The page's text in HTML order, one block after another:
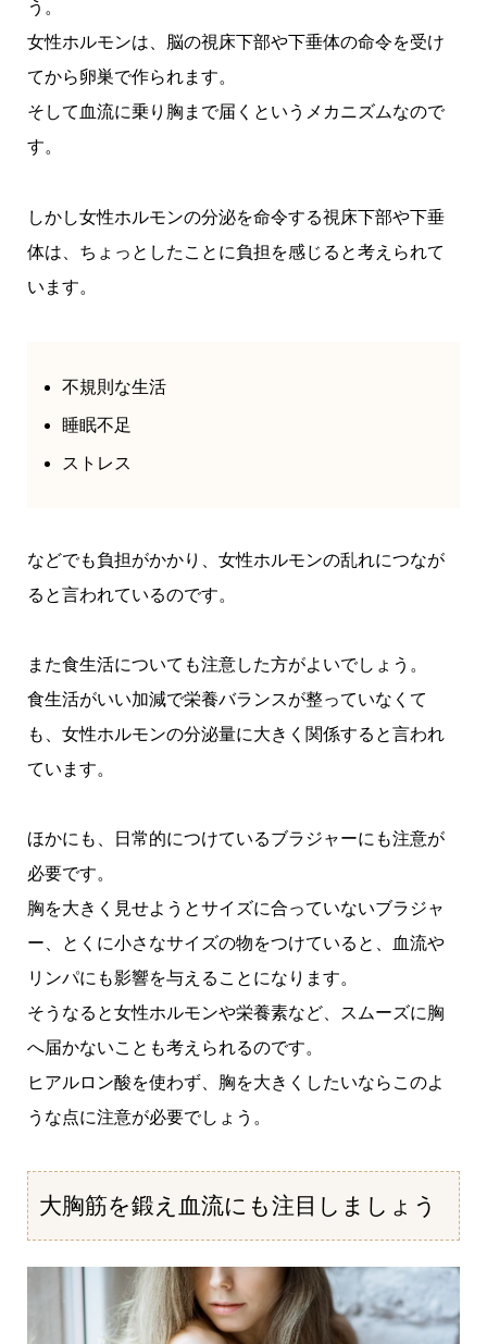
う。
女性ホルモンは、脳の視床下部や下垂体の命令を受け
てから卵巣で作られます。
そして血流に乗り胸まで届くというメカニズムなので
す。
しかし女性ホルモンの分泌を命令する視床下部や下垂
体は、ちょっとしたことに負担を感じると考えられて
います。
不規則な生活
睡眠不足
ストレス
などでも負担がかかり、女性ホルモンの乱れにつなが
ると言われているのです。
また食生活についても注意した方がよいでしょう。
食生活がいい加減で栄養バランスが整っていなくて
も、女性ホルモンの分泌量に大きく関係すると言われ
ています。
ほかにも、日常的につけているブラジャーにも注意が
必要です。
胸を大きく見せようとサイズに合っていないブラジャ
ー、とくに小さなサイズの物をつけていると、血流や
リンパにも影響を与えることになります。
そうなると女性ホルモンや栄養素など、スムーズに胸
へ届かないことも考えられるのです。
ヒアルロン酸を使わず、胸を大きくしたいならこのよ
うな点に注意が必要でしょう。
大胸筋を鍛え血流にも注目しましょう